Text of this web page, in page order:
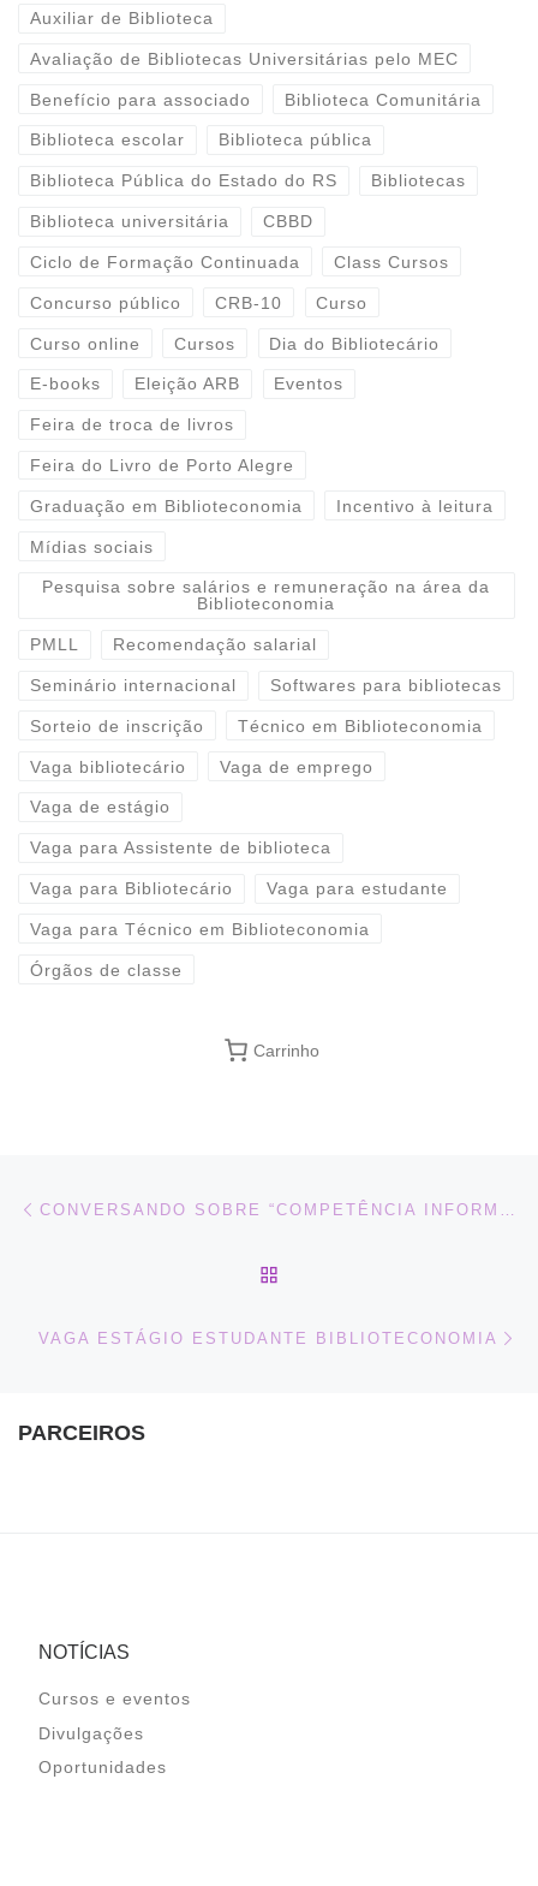
Auxiliar de Biblioteca
Avaliação de Bibliotecas Universitárias pelo MEC
Benefício para associado Biblioteca Comunitária
Biblioteca escolar Biblioteca pública
Biblioteca Pública do Estado do RS Bibliotecas
Biblioteca universitária CBBD
Ciclo de Formação Continuada Class Cursos
Concurso público CRB-10 Curso
Curso online Cursos Dia do Bibliotecário
E-books Eleição ARB Eventos
Feira de troca de livros
Feira do Livro de Porto Alegre
Graduação em Biblioteconomia Incentivo à leitura
Mídias sociais
Pesquisa sobre salários e remuneração na área da
Biblioteconomia
PMLL Recomendação salarial
Seminário internacional Softwares para bibliotecas
Sorteio de inscrição Técnico em Biblioteconomia
Vaga bibliotecário Vaga de emprego
Vaga de estágio
Vaga para Assistente de biblioteca
Vaga para Bibliotecário Vaga para estudante
Vaga para Técnico em Biblioteconomia
Órgãos de classe
Carrinho
Navegação do post
VAGA ESTÁGIO ESTUDANTE BIBLIOTECONOMIA
PARCEIROS
NOTÍCIAS
Cursos e eventos
Divulgações
Oportunidades